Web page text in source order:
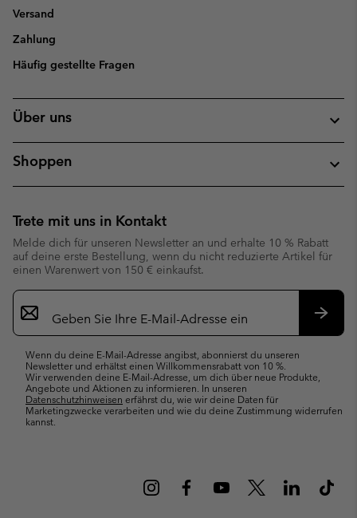
Versand
Zahlung
Häufig gestellte Fragen
Über uns
Shoppen
Trete mit uns in Kontakt
Melde dich für unseren Newsletter an und erhalte 10 % Rabatt
auf deine erste Bestellung, wenn du nicht reduzierte Artikel für
einen Warenwert von 150 € einkaufst.
Newsletter-
Anmeldung
Wenn du deine E-Mail-Adresse angibst, abonnierst du unseren
Newsletter und erhältst einen Willkommensrabatt von 10 %.
Wir verwenden deine E-Mail-Adresse, um dich über neue Produkte,
Angebote und Aktionen zu informieren. In unseren
Datenschutzhinweisen erfährst du, wie wir deine Daten für
Marketingzwecke verarbeiten und wie du deine Zustimmung widerrufen
kannst.